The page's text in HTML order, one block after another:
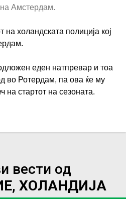
на Амстердам.
холандската полиција кој
еден натпревар и тоа
во Ротердам, па ова ќе му
на стартот на сезоната.
вести од
ХОЛАНДИЈА